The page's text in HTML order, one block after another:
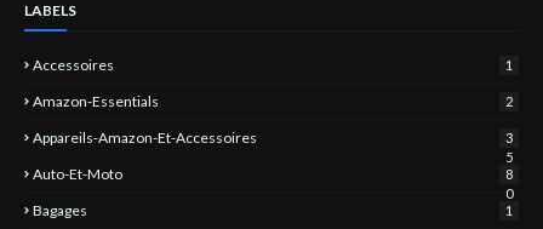
LABELS
Accessoires 1
Amazon-Essentials 2
Appareils-Amazon-Et-Accessoires
3
5
Auto-Et-Moto
8
0
Bagages 1